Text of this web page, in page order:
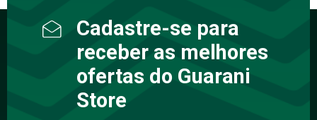
Cadastre-se para
receber as melhores
ofertas do Guarani
Store